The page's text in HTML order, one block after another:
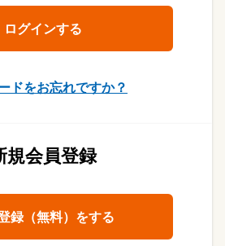
ドをお忘れですか？
規会員登録
録（無料）をする